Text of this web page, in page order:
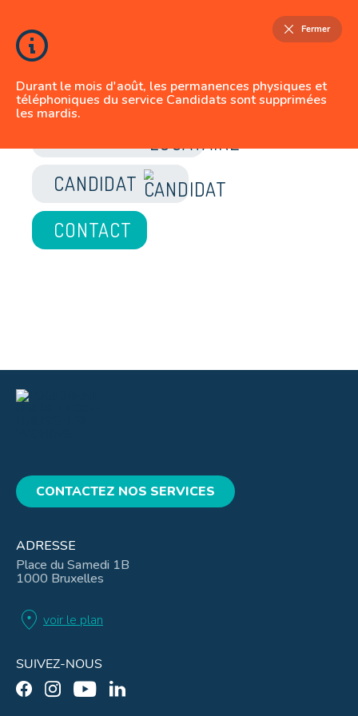
Durant le mois d'août, les permanences physiques et
téléphoniques du service Candidats sont supprimées
les mardis.
Fermer
JE SUIS
LOCATAIRE
CANDIDAT
CONTACTEZ NOS SERVICES
ADRESSE
Place du Samedi 1B
1000 Bruxelles
location_on voir le plan
SUIVEZ-NOUS